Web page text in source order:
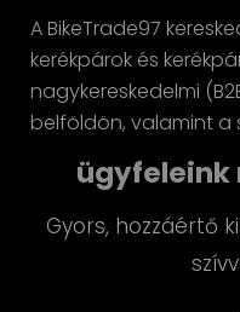
A BikeTrade97
kerékpárok és
nagykereskedelmi
belföldön, valamint a
ügyfeleink
Gyors, hozzáértő